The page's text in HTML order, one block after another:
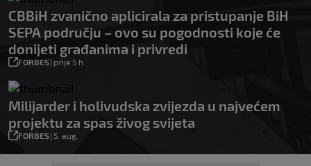
CBBiH zvanično aplicirala za pristupanje BiH
SEPA području – ovo su pogodnosti koje će
donijeti građanima i privredi
FORBES| prije 5 h
Milijarder i holivudska zvijezda u najvećem
projektu za spas živog svijeta
FORBES| 5. aug.